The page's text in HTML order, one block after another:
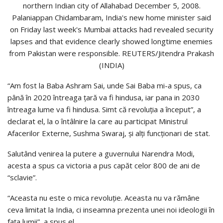
“Am fost la Baba Ashram Sai, unde Sai Baba mi-a spus, ca
până în 2020 întreaga țară va fi hindusa, iar pana in 2030
întreaga lume va fi hindusa. Simt că revoluția a început”, a
declarat el, la o întâlnire la care au participat Ministrul
Afacerilor Externe, Sushma Swaraj, și alți funcționari de stat.
Salutând venirea la putere a guvernului Narendra Modi,
acesta a spus ca victoria a pus capăt celor 800 de ani de
“sclavie”.
“Aceasta nu este o mica revoluție. Aceasta nu va rămâne
ceva limitat la India, ci inseamna prezenta unei noi ideologii în